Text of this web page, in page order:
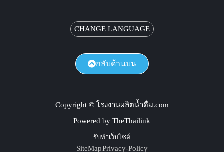
Copyright © โรงงานผลิตน้ำดื่ม.com
Powered by TheThailink
รับทำเว็บไซต์
SiteMapPrivacy-Policy
CHANGE LANGUAGE
กลับด้านบน